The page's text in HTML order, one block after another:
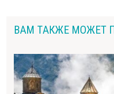
ВАМ ТАКЖЕ МОЖЕТ